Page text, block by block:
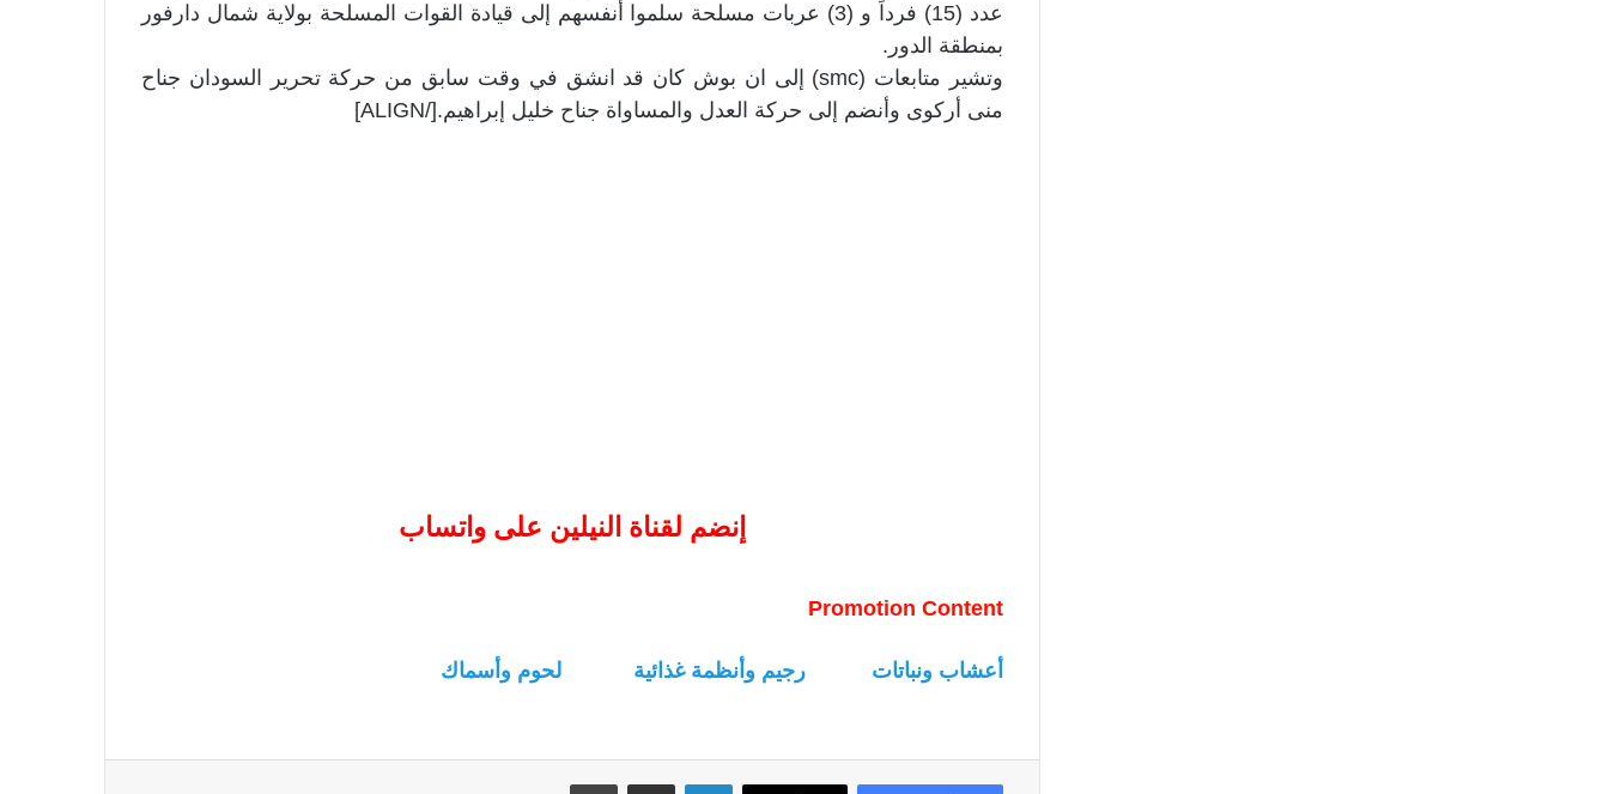
عدد (15) فرداً و (3) عربات مسلحة سلموا أنفسهم إلى قيادة القوات المسلحة بولاية شمال دارفور
بمنطقة الدور.
وتشير متابعات (smc) إلى ان بوش كان قد انشق في وقت سابق من حركة تحرير السودان جناح
منى أركوى وأنضم إلى حركة العدل والمساواة جناح خليل إبراهيم.[/ALIGN]
إنضم لقناة النيلين على واتساب
Promotion Content
أعشاب ونباتات رجيم وأنظمة غذائية لحوم وأسماك
لينكدإن